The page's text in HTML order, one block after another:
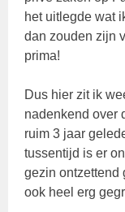
het uitlegde wat
dan zouden zijn
prima!
Dus hier zit ik
nadenkend over
ruim 3 jaar
tussentijd is er
gezin ontzettend
ook heel erg